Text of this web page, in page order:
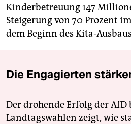
Kinderbetreuung 147
Steigerung von 70 Prozent
dem Beginn des Kita-
Die Engagierten
Der drohende Erfolg der
Landtagswahlen zeigt, wie